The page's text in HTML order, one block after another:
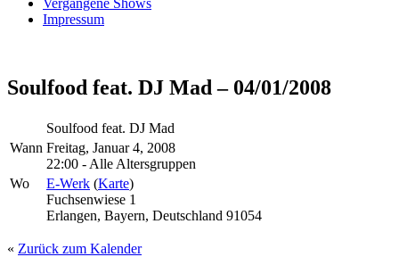
Vergangene Shows
Impressum
Soulfood feat. DJ Mad – 04/01/2008
Soulfood feat. DJ Mad
Wann Freitag, Januar 4, 2008
22:00 - Alle Altersgruppen
Wo
E-Werk (Karte)
Fuchsenwiese 1
Erlangen, Bayern, Deutschland 91054
« Zurück zum Kalender